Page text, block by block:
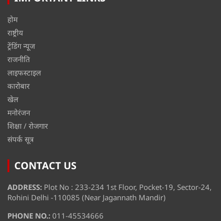
होम
राष्ट्रीय
ट्रेंडिंग न्यूज
राजनीति
लाइफस्टाइल
कारोबार
खेल
मनोरंजन
शिक्षा / रोजगार
संपर्क सूत्र
CONTACT US
ADDRESS: Plot No : 233-234 1st Floor, Pocket-19, Sector-24,
Rohini Delhi -110085 (Near Jagannath Mandir)
PHONE NO.: 011-45534666